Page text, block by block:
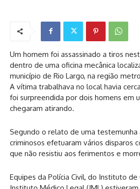
Um homem foi assassinado a tiros
dentro de uma oficina mecânica
município de Rio Largo, na região
A vítima trabalhava no local havia
foi surpreendida por dois homens em
chegaram atirando.
Segundo o relato de uma testemunha
criminosos efetuaram vários disparos
que não resistiu aos ferimentos e
Equipes da Polícia Civil, do Instituto de